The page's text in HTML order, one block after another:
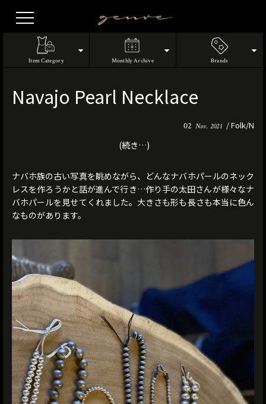
Item Category Monthly Archive Brands
Navajo Pearl Necklace
02 Nov. 2021 Folk/N
(続き…)
ナバホ族の古い写真を眺めながら、どんなナバホパールのネック
レスを作ろうかと話が進んで行き…作り手の太田さんが様々なナ
バホパールを見せてくれました。大きさも形も長さも本当に色ん
なものがあります。